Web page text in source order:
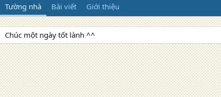
Tường nhà Bài viết Giới thiệu
Chúc một ngày tốt lành ^^